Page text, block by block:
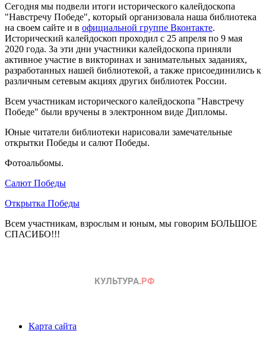
Сегодня мы подвели итоги исторического калейдоскопа
"Навстречу Победе", который организовала наша библиотека
на своем сайте и в официальной группе Вконтакте.
Исторический калейдоскоп проходил с 25 апреля по 9 мая
2020 года. За эти дни участники калейдоскопа приняли
активное участие в викторинах и занимательных заданиях,
разработанных нашей библиотекой, а также присоединились к
различным сетевым акциях других библиотек России.
Всем участникам исторического калейдоскопа "Навстречу
Победе" были вручены в электронном виде Дипломы.
Юные читатели библиотеки нарисовали замечательные
открытки Победы и салют Победы.
Фотоальбомы.
Салют Победы
Открытка Победы
Всем участникам, взрослым и юным, мы говорим БОЛЬШОЕ
СПАСИБО!!!
Карта сайта